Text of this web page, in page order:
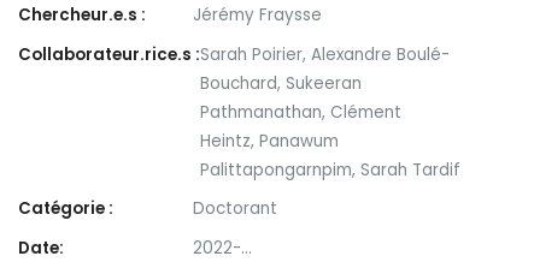
Chercheur.e.s :
Jérémy Fraysse
Collaborateur.rice.s :Sarah Poirier, Alexandre Boulé-
Bouchard, Sukeeran
Pathmanathan, Clément
Heintz, Panawum
Palittapongarnpim, Sarah Tardif
Catégorie :
Doctorant
Date:
2022-...